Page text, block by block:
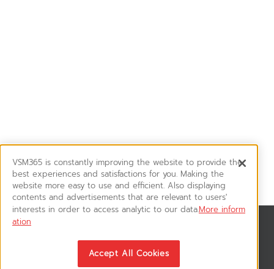
สมัครรับข่าวสาร
ติดตามอัพเดทข่าวสาร, โปรโมชั่น, สินค้าราคาพิเศษ ได้ก่อนใคร
VSM365 is constantly improving the website to provide the
best experiences and satisfactions for you. Making the
website more easy to use and efficient. Also displaying
contents and advertisements that are relevant to users'
interests in order to access analytic to our data.More inform
ation
Accept All Cookies